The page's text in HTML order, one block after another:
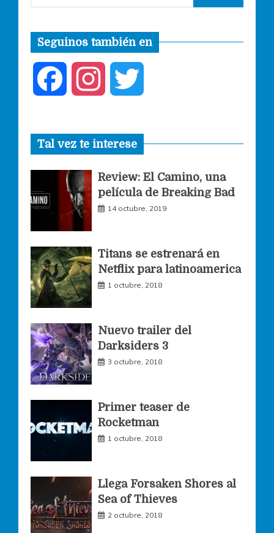
Seguinos también en
c
e
b
o
o
s
t
a
g
m
i
t
t
r
Tal vez te interese
Review: El Camino, una
película de Breaking Bad
14 octubre, 2019
Titans se estrenará en
Netflix para latinoamerica
1 octubre, 2018
Nuevo trailer del
Darksiders 3
3 octubre, 2018
Primer teaser de
Rocketman
1 octubre, 2018
Llega Forsaken Shores al
Sea of Thieves
2 octubre, 2018